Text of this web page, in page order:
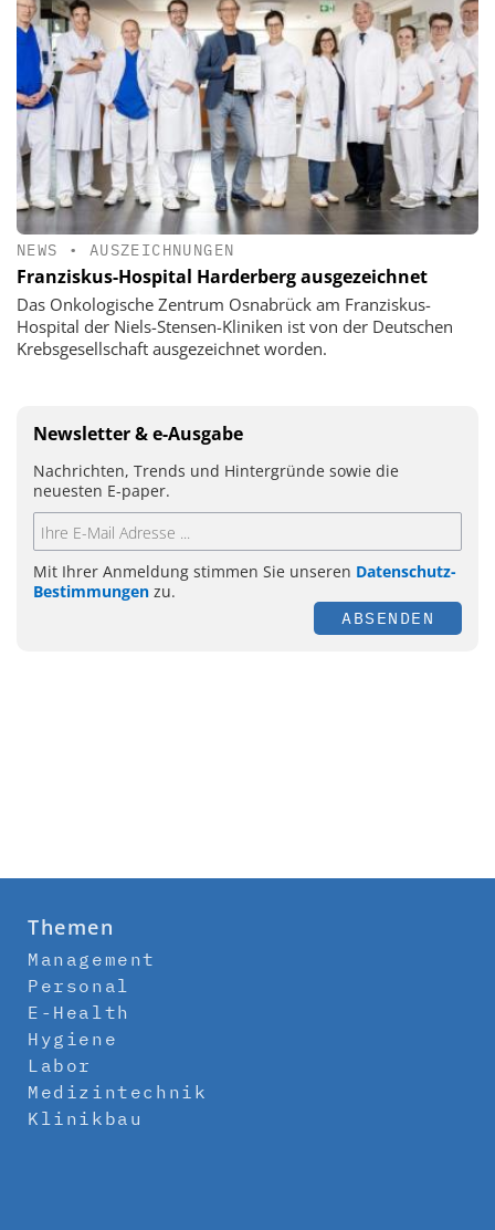
NEWS • AUSZEICHNUNGEN
Franziskus-Hospital Harderberg ausgezeichnet
Das Onkologische Zentrum Osnabrück am Franziskus-
Hospital der Niels-Stensen-Kliniken ist von der Deutschen
Krebsgesellschaft ausgezeichnet worden.
Newsletter & e-Ausgabe
Nachrichten, Trends und Hintergründe sowie die
neuesten E-paper.
Mit Ihrer Anmeldung stimmen Sie unseren Datenschutz-
Bestimmungen zu.
ABSENDEN
Themen
Management
Personal
E-Health
Hygiene
Labor
Medizintechnik
Klinikbau